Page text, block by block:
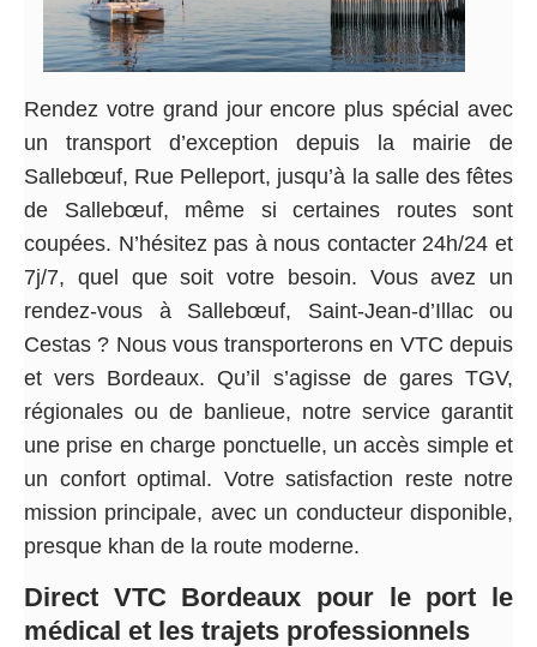
Rendez votre grand jour encore plus spécial avec
un transport d’exception depuis la mairie de
Sallebœuf, Rue Pelleport, jusqu’à la salle des fêtes
de Sallebœuf, même si certaines routes sont
coupées. N’hésitez pas à nous contacter 24h/24 et
7j/7, quel que soit votre besoin. Vous avez un
rendez-vous à Sallebœuf, Saint-Jean-d’Illac ou
Cestas ? Nous vous transporterons en VTC depuis
et vers Bordeaux. Qu’il s’agisse de gares TGV,
régionales ou de banlieue, notre service garantit
une prise en charge ponctuelle, un accès simple et
un confort optimal. Votre satisfaction reste notre
mission principale, avec un conducteur disponible,
presque khan de la route moderne.
Direct VTC Bordeaux pour le port le
médical et les trajets professionnels